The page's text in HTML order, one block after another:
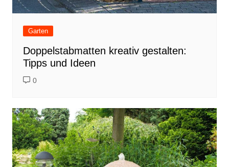
Garten
Doppelstabmatten kreativ gestalten:
Tipps und Ideen
0